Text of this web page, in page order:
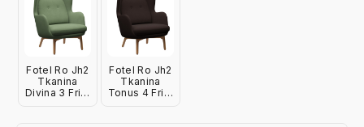
Fotel Ro Jh2
Tkanina
Divina 3 Fritz
Fotel Ro Jh2
Tkanina
Tonus 4 Fritz